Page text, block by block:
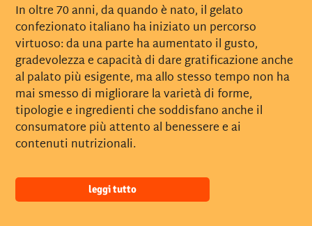
In oltre 70 anni, da quando è nato, il gelato
confezionato italiano ha iniziato un percorso
virtuoso: da una parte ha aumentato il gusto,
gradevolezza e capacità di dare gratificazione anche
al palato più esigente, ma allo stesso tempo non ha
mai smesso di migliorare la varietà di forme,
tipologie e ingredienti che soddisfano anche il
consumatore più attento al benessere e ai
contenuti nutrizionali.
leggi tutto